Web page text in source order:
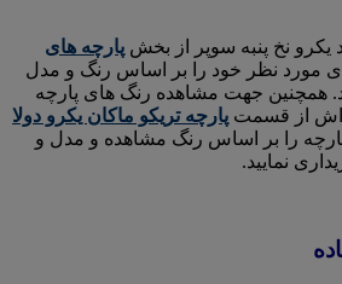
نخ پنبه سوپر از بخش پارچه های
ی مورد نظر خود را بر اساس رنگ و مدل
همچنین جهت مشاهده رنگ های پارچه
از قسمت پارچه تریکو ماکان یکرو دولا
را بر اساس رنگ مشاهده و مدل و
نمایید.